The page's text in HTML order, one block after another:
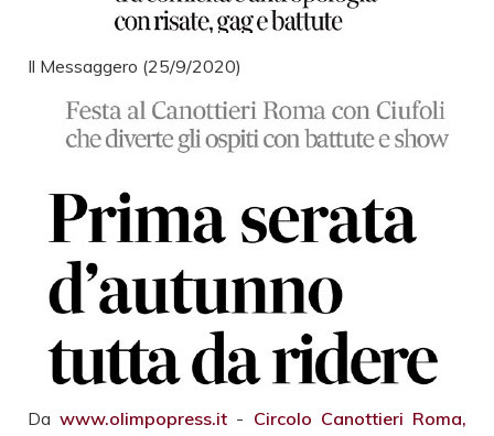
Il Messaggero (25/9/2020)
Dawww.olimpopress.it - Circolo Canottieri Roma,